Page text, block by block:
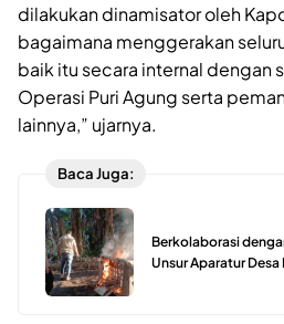
dilakukan dinamisator oleh
bagaimana menggerakan
baik itu secara internal dengan
Operasi Puri Agung serta
lainnya,” ujarnya.
Baca Juga:
Berkolaborasi
Unsur Aparatur